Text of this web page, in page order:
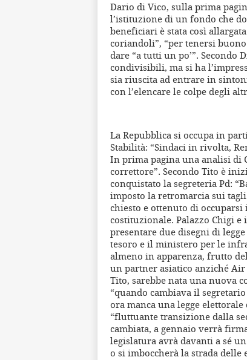
Dario di Vico, sulla prima
l’istituzione di un fondo che
beneficiari è stata così
coriandoli”, “per tenersi
dare “a tutti un po’”.
condivisibili, ma si ha
sia riuscita ad entrare in
con l’elencare le colpe degli
La Repubblica si occupa in
Stabilità: “Sindaci in rivolta,
In prima pagina una analisi di
correttore”. Secondo Tito è
conquistato la segreteria Pd:
imposto la retromarcia sui
chiesto e ottenuto di
costituzionale. Palazzo Chigi
presentare due disegni di
tesoro e il ministero per le
almeno in apparenza, frutto
un partner asiatico anziché
Tito, sarebbe nata una nuova
“quando cambiava il
ora manca una legge
“fluttuante transizione dalla
cambiata, a gennaio verrà
legislatura avrà davanti a sé
o si imboccherà la strada delle